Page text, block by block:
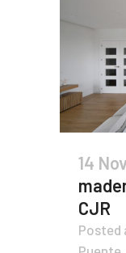
14
CJR
Posted